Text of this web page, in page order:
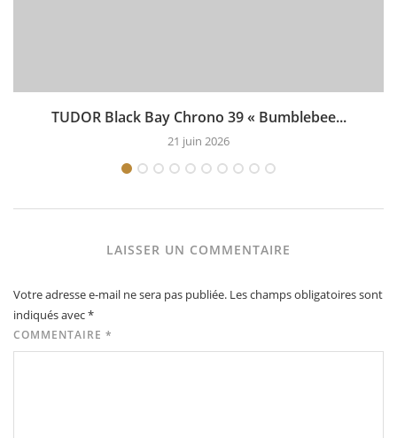
TUDOR Black Bay Chrono 39 « Bumblebee...
21 juin 2026
LAISSER UN COMMENTAIRE
Votre adresse e-mail ne sera pas publiée. Les champs obligatoires sont
indiqués avec*
COMMENTAIRE *